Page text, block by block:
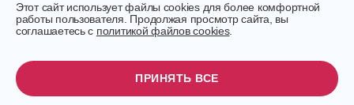
Этот сайт использует файлы cookies для более комфортной
работы пользователя. Продолжая просмотр сайта, вы
соглашаетесь с политикой файлов cookies.
ПРИНЯТЬ ВСЕ
© 2026Текстиль.Онлайн